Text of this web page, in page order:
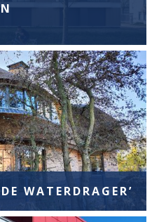
WATERDRAGER’